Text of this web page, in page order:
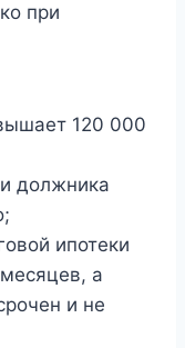
при
120 000
должника
ипотеки
а
и не